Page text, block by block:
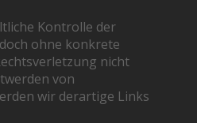
Kontrolle der
ohne konkrete
nicht
von
wir derartige Links